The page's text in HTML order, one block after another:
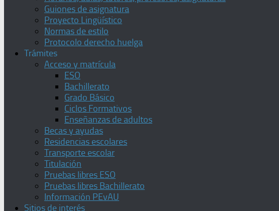
Guiones de asignatura
Proyecto Lingüístico
Normas de estilo
Protocolo derecho huelga
Trámites
Acceso y matrícula
ESO
Bachillerato
Grado Básico
Ciclos Formativos
Enseñanzas de adultos
Becas y ayudas
Residencias escolares
Transporte escolar
Titulación
Pruebas libres ESO
Pruebas libres Bachillerato
Información PEvAU
Sitios de interés